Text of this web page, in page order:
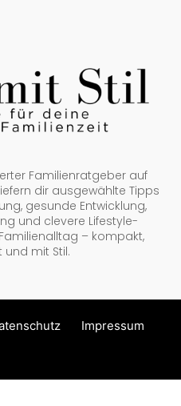
Familienratgeber auf
dir ausgewählte Tipps
gesunde Entwicklung,
und clevere Lifestyle-
– kompakt,
mit Stil.
Impressum